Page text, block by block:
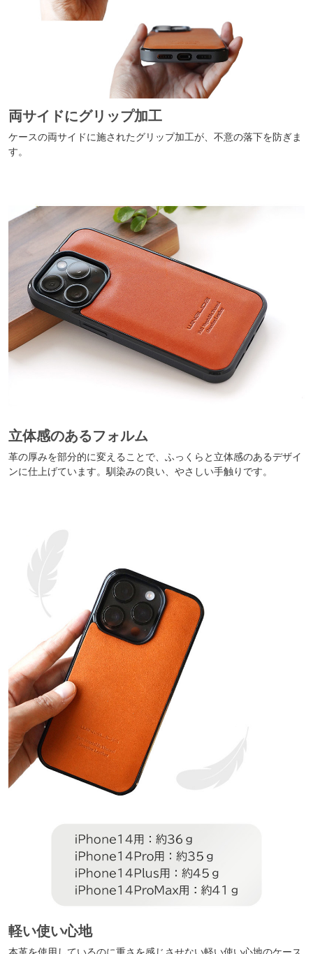
両サイドにグリップ加工
ケースの両サイドに施されたグリップ加工が、不意の落下を防ぎま
す。
立体感のあるフォルム
革の厚みを部分的に変えることで、ふっくらと立体感のあるデザイ
ンに仕上げています。馴染みの良い、やさしい手触りです。
軽い使い心地